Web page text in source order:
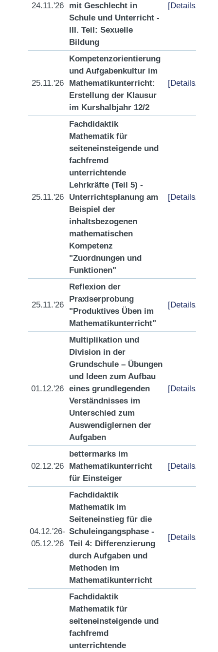
24.11.'26
mit Geschlecht in
Schule und Unterricht -
III. Teil: Sexuelle
Bildung
[Details/
25.11.'26
Kompetenzorientierung
und Aufgabenkultur im
Mathematikunterricht:
Erstellung der Klausur
im Kurshalbjahr 12/2
[Details/
25.11.'26
Fachdidaktik
Mathematik für
seiteneinsteigende und
fachfremd
unterrichtende
Lehrkräfte (Teil 5) -
Unterrichtsplanung am
Beispiel der
inhaltsbezogenen
mathematischen
Kompetenz
"Zuordnungen und
Funktionen"
[Details/
25.11.'26
Reflexion der
Praxiserprobung
"Produktives Üben im
Mathematikunterricht"
[Details/
01.12.'26
Multiplikation und
Division in der
Grundschule – Übungen
und Ideen zum Aufbau
eines grundlegenden
Verständnisses im
Unterschied zum
Auswendiglernen der
Aufgaben
[Details/
02.12.'26
bettermarks im
Mathematikunterricht
für Einsteiger
[Details/
04.12.'26-
05.12.'26
Fachdidaktik
Mathematik im
Seiteneinstieg für die
Schuleingangsphase -
Teil 4: Differenzierung
durch Aufgaben und
Methoden im
Mathematikunterricht
[Details/
Fachdidaktik
Mathematik für
seiteneinsteigende und
fachfremd
unterrichtende